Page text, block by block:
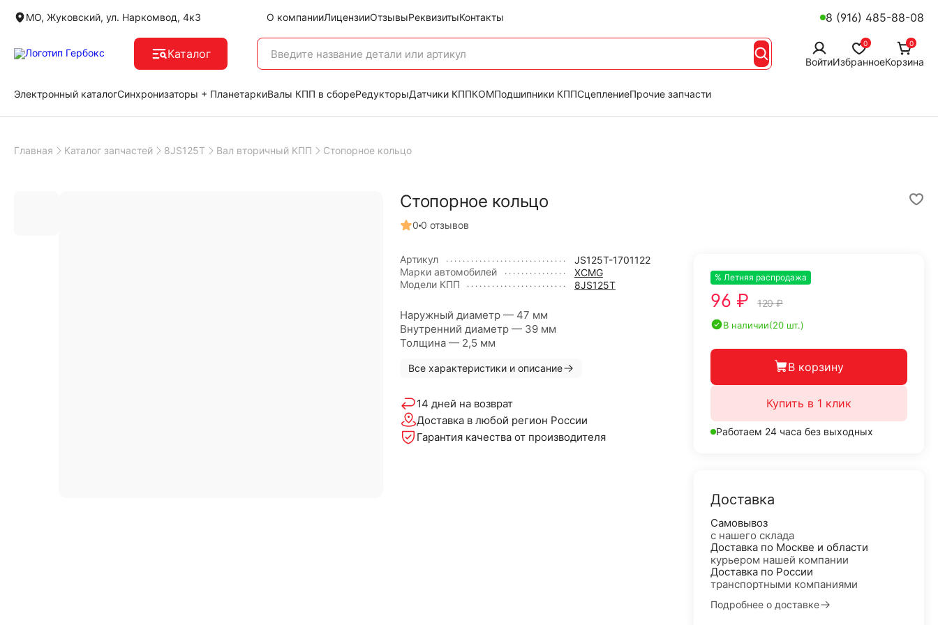
МО, Жуковский, ул. Наркомвод, 4к3 О компанииЛицензииОтзывыРеквизитыКонтакты 8 (916) 485-88-08
Каталог
Войти
0
Избранное
0
Корзина
Электронный каталогСинхронизаторы + ПланетаркиВалы КПП в сбореРедукторыДатчики КППКОМПодшипники КППСцеплениеПрочие запчасти
Главная Каталог запчастей 8JS125T Вал вторичный КПП Стопорное кольцо
Стопорное кольцо
0 0 отзывов
Артикул
JS125T-1701122
Марки автомобилей
XCMG
Модели КПП
8JS125T
Наружный диаметр — 47 мм
Внутренний диаметр — 39 мм
Толщина — 2,5 мм
Все характеристики и описание
14 дней на возврат
Доставка в любой регион России
Гарантия качества от производителя
% Летняя распродажа
96 ₽ 120 ₽
В наличии(20 шт.)
В корзину
Купить в 1 клик
Работаем 24 часа без выходных
Доставка
Самовывоз
с нашего склада
Доставка по Москве и области
курьером нашей компании
Доставка по России
транспортными компаниями
Подробнее о доставке